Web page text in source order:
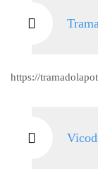
https://